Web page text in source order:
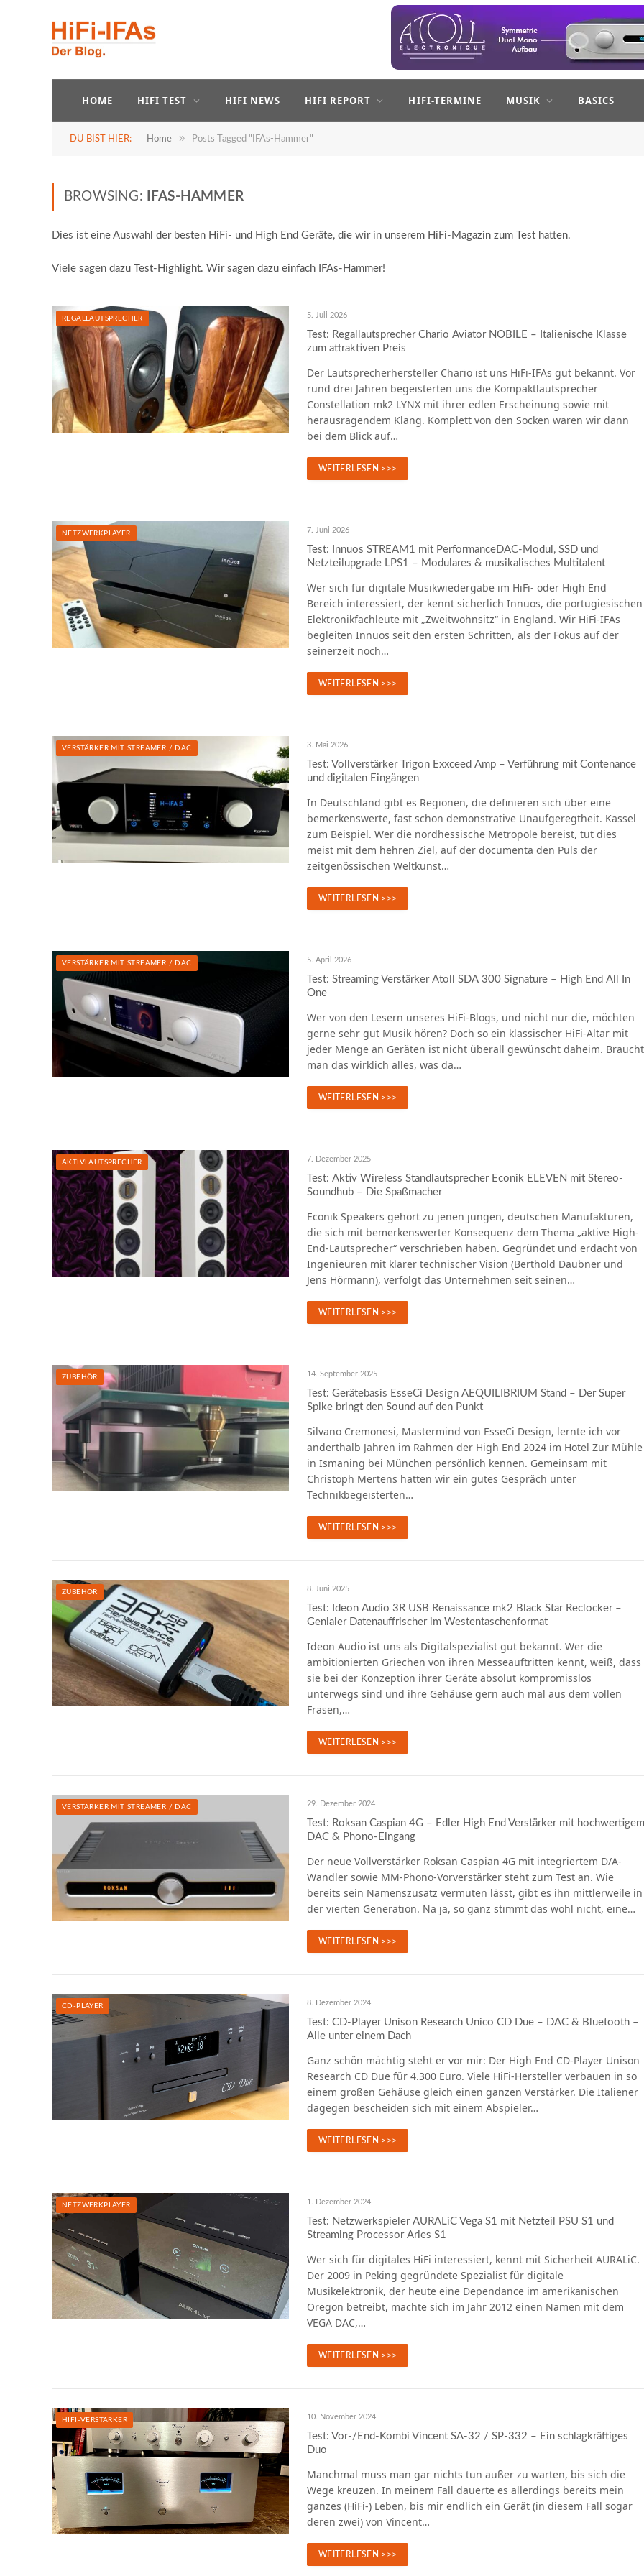
HOME HIFI TEST HIFI NEWS HIFI REPORT HIFI-TERMINE MUSIK BASICS
DU BIST HIER: Home » Posts Tagged "IFAs-Hammer"
BROWSING: IFAS-HAMMER
Dies ist eine Auswahl der besten HiFi- und High End Geräte, die wir in unserem HiFi-Magazin zum Test hatten.
Viele sagen dazu Test-Highlight. Wir sagen dazu einfach IFAs-Hammer!
REGALLAUTSPRECHER 5. Juli 2026
Test: Regallautsprecher Chario Aviator NOBILE – Italienische Klasse
zum attraktiven Preis
Der Lautsprecherhersteller Chario ist uns HiFi-IFAs gut bekannt. Vor
rund drei Jahren begeisterten uns die Kompaktlautsprecher
Constellation mk2 LYNX mit ihrer edlen Erscheinung sowie mit
herausragendem Klang. Komplett von den Socken waren wir dann
bei dem Blick auf…
WEITERLESEN >>>
NETZWERKPLAYER 7. Juni 2026
Test: Innuos STREAM1 mit PerformanceDAC-Modul, SSD und
Netzteilupgrade LPS1 – Modulares & musikalisches Multitalent
Wer sich für digitale Musikwiedergabe im HiFi- oder High End
Bereich interessiert, der kennt sicherlich Innuos, die portugiesischen
Elektronikfachleute mit „Zweitwohnsitz“ in England. Wir HiFi-IFAs
begleiten Innuos seit den ersten Schritten, als der Fokus auf der
seinerzeit noch…
WEITERLESEN >>>
VERSTÄRKER MIT STREAMER / DAC 3. Mai 2026
Test: Vollverstärker Trigon Exxceed Amp – Verführung mit Contenance
und digitalen Eingängen
In Deutschland gibt es Regionen, die definieren sich über eine
bemerkenswerte, fast schon demonstrative Unaufgeregtheit. Kassel
zum Beispiel. Wer die nordhessische Metropole bereist, tut dies
meist mit dem hehren Ziel, auf der documenta den Puls der
zeitgenössischen Weltkunst…
WEITERLESEN >>>
VERSTÄRKER MIT STREAMER / DAC 5. April 2026
Test: Streaming Verstärker Atoll SDA 300 Signature – High End All In
One
Wer von den Lesern unseres HiFi-Blogs, und nicht nur die, möchten
gerne sehr gut Musik hören? Doch so ein klassischer HiFi-Altar mit
jeder Menge an Geräten ist nicht überall gewünscht daheim. Braucht
man das wirklich alles, was da…
WEITERLESEN >>>
AKTIVLAUTSPRECHER 7. Dezember 2025
Test: Aktiv Wireless Standlautsprecher Econik ELEVEN mit Stereo-
Soundhub – Die Spaßmacher
Econik Speakers gehört zu jenen jungen, deutschen Manufakturen,
die sich mit bemerkenswerter Konsequenz dem Thema „aktive High-
End-Lautsprecher“ verschrieben haben. Gegründet und erdacht von
Ingenieuren mit klarer technischer Vision (Berthold Daubner und
Jens Hörmann), verfolgt das Unternehmen seit seinen…
WEITERLESEN >>>
ZUBEHÖR 14. September 2025
Test: Gerätebasis EsseCi Design AEQUILIBRIUM Stand – Der Super
Spike bringt den Sound auf den Punkt
Silvano Cremonesi, Mastermind von EsseCi Design, lernte ich vor
anderthalb Jahren im Rahmen der High End 2024 im Hotel Zur Mühle
in Ismaning bei München persönlich kennen. Gemeinsam mit
Christoph Mertens hatten wir ein gutes Gespräch unter
Technikbegeisterten…
WEITERLESEN >>>
ZUBEHÖR 8. Juni 2025
Test: Ideon Audio 3R USB Renaissance mk2 Black Star Reclocker –
Genialer Datenauffrischer im Westentaschenformat
Ideon Audio ist uns als Digitalspezialist gut bekannt. Wer die
ambitionierten Griechen von ihren Messeauftritten kennt, weiß, dass
sie bei der Konzeption ihrer Geräte absolut kompromisslos
unterwegs sind und ihre Gehäuse gern auch mal aus dem vollen
Fräsen,…
WEITERLESEN >>>
VERSTÄRKER MIT STREAMER / DAC 29. Dezember 2024
Test: Roksan Caspian 4G – Edler High End Verstärker mit hochwertigem
DAC & Phono-Eingang
Der neue Vollverstärker Roksan Caspian 4G mit integriertem D/A-
Wandler sowie MM-Phono-Vorverstärker steht zum Test an. Wie
bereits sein Namenszusatz vermuten lässt, gibt es ihn mittlerweile in
der vierten Generation. Na ja, so ganz stimmt das wohl nicht, eine…
WEITERLESEN >>>
CD-PLAYER 8. Dezember 2024
Test: CD-Player Unison Research Unico CD Due – DAC & Bluetooth –
Alle unter einem Dach
Ganz schön mächtig steht er vor mir: Der High End CD-Player Unison
Research CD Due für 4.300 Euro. Viele HiFi-Hersteller verbauen in so
einem großen Gehäuse gleich einen ganzen Verstärker. Die Italiener
dagegen bescheiden sich mit einem Abspieler…
WEITERLESEN >>>
NETZWERKPLAYER 1. Dezember 2024
Test: Netzwerkspieler AURALiC Vega S1 mit Netzteil PSU S1 und
Streaming Processor Aries S1
Wer sich für digitales HiFi interessiert, kennt mit Sicherheit AURALiC.
Der 2009 in Peking gegründete Spezialist für digitale
Musikelektronik, der heute eine Dependance im amerikanischen
Oregon betreibt, machte sich im Jahr 2012 einen Namen mit dem
VEGA DAC,…
WEITERLESEN >>>
HIFI-VERSTÄRKER 10. November 2024
Test: Vor-/End-Kombi Vincent SA-32 / SP-332 – Ein schlagkräftiges
Duo
Manchmal muss man gar nichts tun außer zu warten, bis sich die
Wege kreuzen. In meinem Fall dauerte es allerdings bereits mein
ganzes (HiFi-) Leben, bis mir endlich ein Gerät (in diesem Fall sogar
deren zwei) von Vincent…
WEITERLESEN >>>